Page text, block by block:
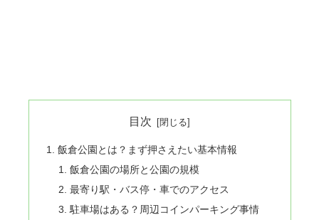
目次
飯倉公園とは？まず押さえたい基本情報
飯倉公園の場所と公園の規模
最寄り駅・バス停・車でのアクセス
駐車場はある？周辺コインパーキング事情